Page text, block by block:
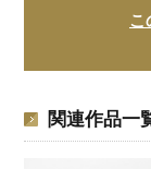
こ
関連作品一